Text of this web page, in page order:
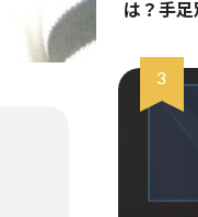
は？手